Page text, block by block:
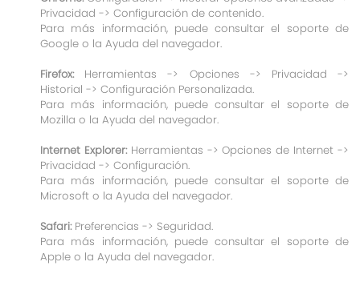
Privacidad -> Configuración de contenido.
Para más información, puede consultar el soporte de
Google o la Ayuda del navegador.
Firefox:Herramientas -> Opciones -> Privacidad ->
Historial -> Configuración Personalizada.
Para más información, puede consultar el soporte de
Mozilla o la Ayuda del navegador.
Internet Explorer:Herramientas -> Opciones de Internet ->
Privacidad -> Configuración.
Para más información, puede consultar el soporte de
Microsoft o la Ayuda del navegador.
Safari:Preferencias -> Seguridad.
Para más información, puede consultar el soporte de
Apple o la Ayuda del navegador.